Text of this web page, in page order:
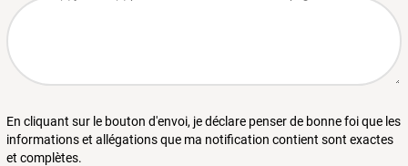
En cliquant sur le bouton d'envoi, je déclare penser de bonne foi que les
informations et allégations que ma notification contient sont exactes
et complètes.